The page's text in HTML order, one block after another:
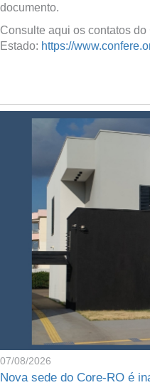
documento.
Consulte aqui os contatos do
Estado: https://
07/08/2026
Nova sede do Core-RO é